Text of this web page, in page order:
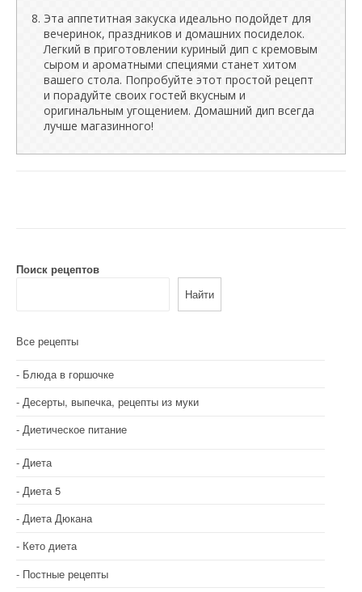
Эта аппетитная закуска идеально подойдет для
вечеринок, праздников и домашних посиделок.
Легкий в приготовлении куриный дип с кремовым
сыром и ароматными специями станет хитом
вашего стола. Попробуйте этот простой рецепт
и порадуйте своих гостей вкусным и
оригинальным угощением. Домашний дип всегда
лучше магазинного!
Поиск рецептов
Найти
Все рецепты
Блюда в горшочке
Десерты, выпечка, рецепты из муки
Диетическое питание
Диета
Диета 5
Диета Дюкана
Кето диета
Постные рецепты